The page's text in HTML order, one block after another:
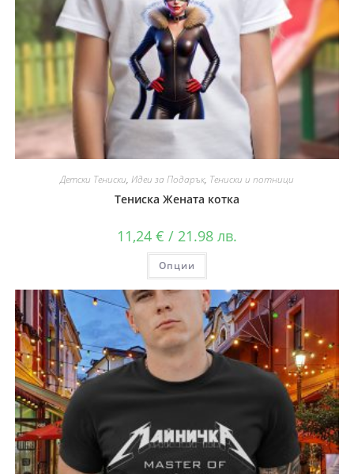
Детски Тениски, Идеи за Подарък, Тениски и потници
Тениска Жената котка
11,24 € / 21.98 лв.
Опции